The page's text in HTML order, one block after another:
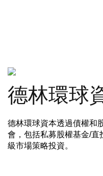
德林環球
德林環球資本透過債權和
會，包括私募股權基金/
級市場策略投資。